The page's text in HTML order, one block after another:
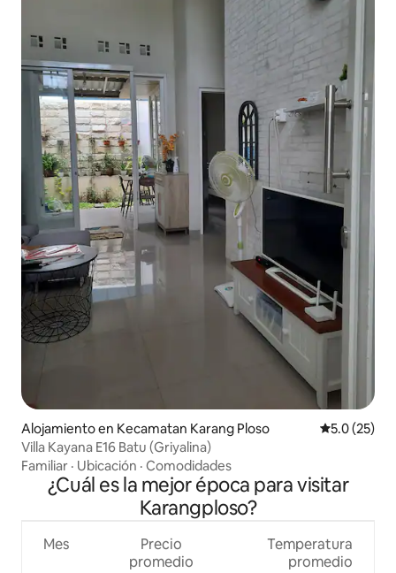
Alojamiento en Kecamatan Karang Ploso Calificación
5.0 (25)
Villa Kayana E16 Batu (Griyalina)
Familiar · Ubicación · Comodidades
¿Cuál es la mejor época para visitar
Karangploso?
Mes
Precio
promedio
Temperatura
promedio